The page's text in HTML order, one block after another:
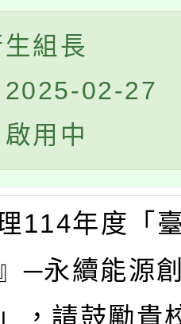
組長
2025-02-27
用中
114年度「
』─永續能源
，請鼓勵貴